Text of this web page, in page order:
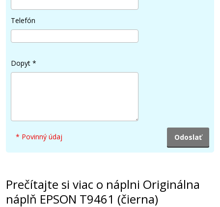
Kompatibilná náplň s EPSON T9444 (Žltá)
(Purpurová)
Kompatibilná náplň
Telefón
Dopyt *
* Povinný údaj
Prečítajte si viac o náplni Originálna
náplň EPSON T9461 (čierna)